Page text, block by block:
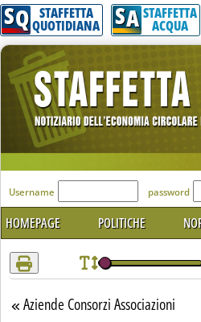
Attenzione! Esegui l'accesso per
SQ STAFFETTA
QUOTIDIANA SA STAFFETTA
ACQUA
'Modulo Login per
Username password
HOMEPAGE POLITICHE
Torna alla sezione
Aziende Consorzi Associazioni